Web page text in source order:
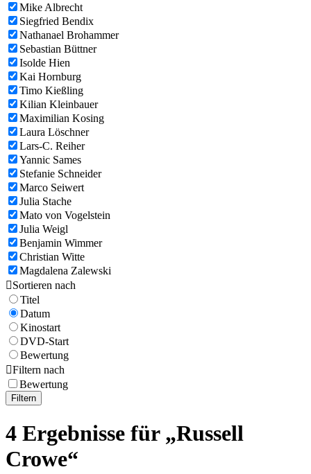
Mike Albrecht
Siegfried Bendix
Nathanael Brohammer
Sebastian Büttner
Isolde Hien
Kai Hornburg
Timo Kießling
Kilian Kleinbauer
Maximilian Kosing
Laura Löschner
Lars-C. Reiher
Yannic Sames
Stefanie Schneider
Marco Seiwert
Julia Stache
Mato von Vogelstein
Julia Weigl
Benjamin Wimmer
Christian Witte
Magdalena Zalewski
Sortieren nach
Titel
Datum
Kinostart
DVD-Start
Bewertung
Filtern nach
Bewertung
Filtern
4 Ergebnisse für „Russell
Crowe“